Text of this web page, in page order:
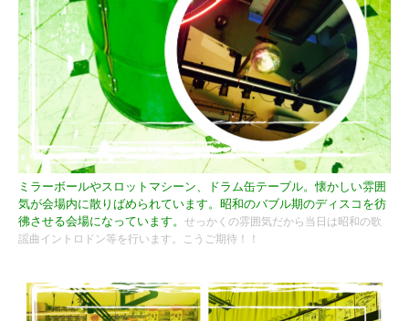
ミラーボールやスロットマシーン、ドラム缶テーブル。懐かしい雰囲
気が会場内に散りばめられています。昭和のバブル期のディスコを彷
彿させる会場になっています。
せっかくの雰囲気だから当日は昭和の歌
謡曲イントロドン等を行います。こうご期待！！